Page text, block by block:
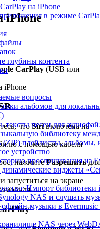
на iPhone
в режиме
глубины контента
вопросы
альбомов для
тексты песен для
библиотеку
(ZIP) плейлисты,
устройство
прослушивания из
динамические виджеты
Импорт библиотеки
NAS и слушать
музыки в
NAS через
iPhone
CarPlay (USB или
iPhone
чтоSiriвключена на
с помощью кабеля
нажмитеРазрешитьдля
запуститься на экране